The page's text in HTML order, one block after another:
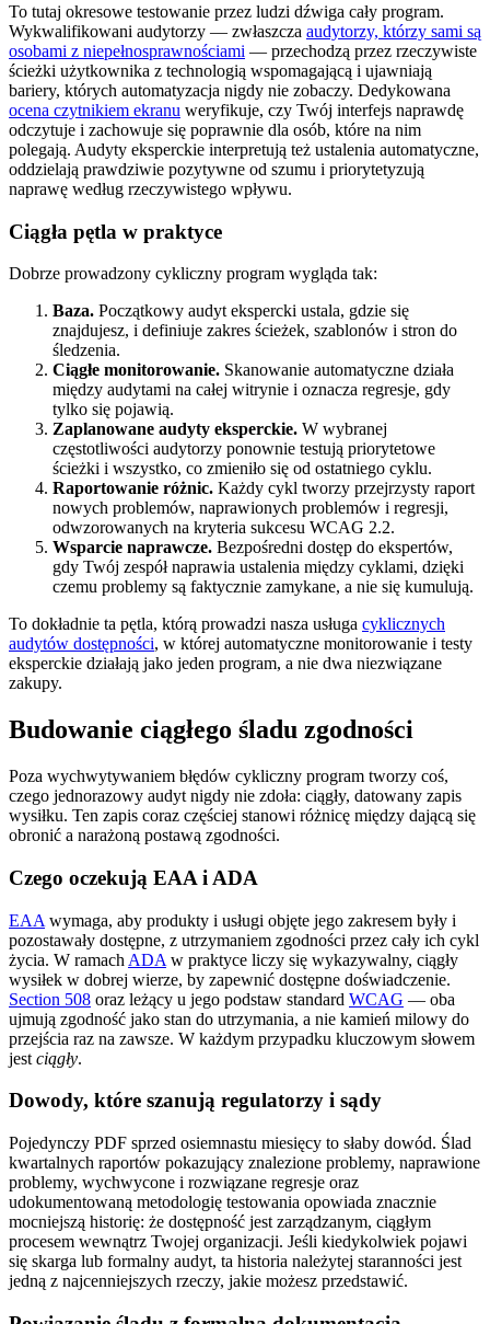
To tutaj okresowe testowanie przez ludzi dźwiga cały program.
Wykwalifikowani audytorzy — zwłaszcza audytorzy, którzy sami są
osobami z niepełnosprawnościami — przechodzą przez rzeczywiste
ścieżki użytkownika z technologią wspomagającą i ujawniają
bariery, których automatyzacja nigdy nie zobaczy. Dedykowana
ocena czytnikiem ekranu weryfikuje, czy Twój interfejs naprawdę
odczytuje i zachowuje się poprawnie dla osób, które na nim
polegają. Audyty eksperckie interpretują też ustalenia automatyczne,
oddzielają prawdziwie pozytywne od szumu i priorytetyzują
naprawę według rzeczywistego wpływu.
Ciągła pętla w praktyce
Dobrze prowadzony cykliczny program wygląda tak:
Baza. Początkowy audyt ekspercki ustala, gdzie się
znajdujesz, i definiuje zakres ścieżek, szablonów i stron do
śledzenia.
Ciągłe monitorowanie. Skanowanie automatyczne działa
między audytami na całej witrynie i oznacza regresje, gdy
tylko się pojawią.
Zaplanowane audyty eksperckie. W wybranej
częstotliwości audytorzy ponownie testują priorytetowe
ścieżki i wszystko, co zmieniło się od ostatniego cyklu.
Raportowanie różnic. Każdy cykl tworzy przejrzysty raport
nowych problemów, naprawionych problemów i regresji,
odwzorowanych na kryteria sukcesu WCAG 2.2.
Wsparcie naprawcze. Bezpośredni dostęp do ekspertów,
gdy Twój zespół naprawia ustalenia między cyklami, dzięki
czemu problemy są faktycznie zamykane, a nie się kumulują.
To dokładnie ta pętla, którą prowadzi nasza usługa cyklicznych
audytów dostępności, w której automatyczne monitorowanie i testy
eksperckie działają jako jeden program, a nie dwa niezwiązane
zakupy.
Budowanie ciągłego śladu zgodności
Poza wychwytywaniem błędów cykliczny program tworzy coś,
czego jednorazowy audyt nigdy nie zdoła: ciągły, datowany zapis
wysiłku. Ten zapis coraz częściej stanowi różnicę między dającą się
obronić a narażoną postawą zgodności.
Czego oczekują EAA i ADA
EAA wymaga, aby produkty i usługi objęte jego zakresem były i
pozostawały dostępne, z utrzymaniem zgodności przez cały ich cykl
życia. W ramach ADA w praktyce liczy się wykazywalny, ciągły
wysiłek w dobrej wierze, by zapewnić dostępne doświadczenie.
Section 508 oraz leżący u jego podstaw standard WCAG — oba
ujmują zgodność jako stan do utrzymania, a nie kamień milowy do
przejścia raz na zawsze. W każdym przypadku kluczowym słowem
jest ciągły.
Dowody, które szanują regulatorzy i sądy
Pojedynczy PDF sprzed osiemnastu miesięcy to słaby dowód. Ślad
kwartalnych raportów pokazujący znalezione problemy, naprawione
problemy, wychwycone i rozwiązane regresje oraz
udokumentowaną metodologię testowania opowiada znacznie
mocniejszą historię: że dostępność jest zarządzanym, ciągłym
procesem wewnątrz Twojej organizacji. Jeśli kiedykolwiek pojawi
się skarga lub formalny audyt, ta historia należytej staranności jest
jedną z najcenniejszych rzeczy, jakie możesz przedstawić.